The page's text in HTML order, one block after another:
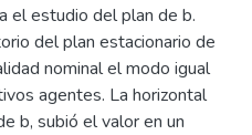
el estudio del plan de b.
del plan estacionario de
nominal el modo igual
agentes. La horizontal
b, subió el valor en un